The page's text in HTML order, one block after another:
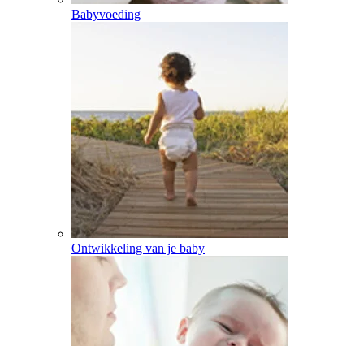
Babyvoeding
Ontwikkeling van je baby